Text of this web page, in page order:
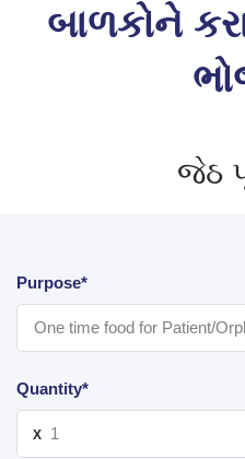
બાળકોને
જેઠ
Purpose*
Quantity*
X